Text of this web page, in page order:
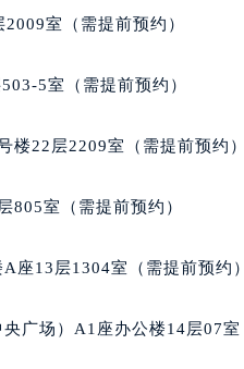
豪雅售后服务中心（需提前
交叉口泰格豪雅售后服务中
售后服务中心（需提前预约
后服务中心（需提前预约）
豪雅售后服务中心（需提前
雅售后服务中心（需提前预约
室（需提前预约）
5室（需提前预约）
楼22层2209室（需提前预约）
805室（需提前预约）
座13层1304室（需提前预约）
广场）A1座办公楼14层07室